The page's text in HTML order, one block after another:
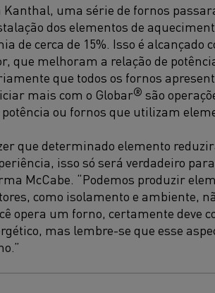
Kanthal, uma série de fornos
dos elementos de
de cerca de 15%. Isso é
que melhoram a relação de
que todos os fornos
mais com o Globar® são
ou fornos que utilizam
que determinado elemento
isso só será verdadeiro
McCabe. “Podemos produzir
como isolamento e ambiente,
opera um forno, certamente deve
mas lembre-se que esse